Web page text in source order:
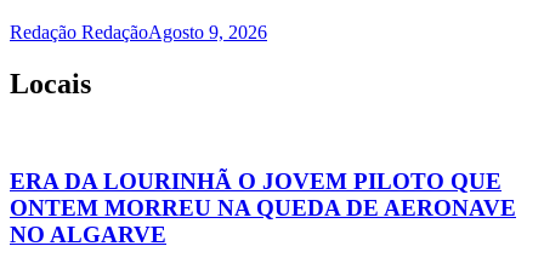
Redação RedaçãoAgosto 9, 2026
Locais
ERA DA LOURINHÃ O JOVEM PILOTO QUE
ONTEM MORREU NA QUEDA DE AERONAVE
NO ALGARVE